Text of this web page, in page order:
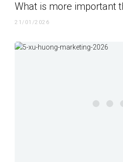
What is more important
21/01/2026